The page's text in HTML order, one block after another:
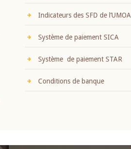
Indicateurs des SFD de l’UMOA
Système de paiement SICA
Système de paiement STAR
Conditions de banque